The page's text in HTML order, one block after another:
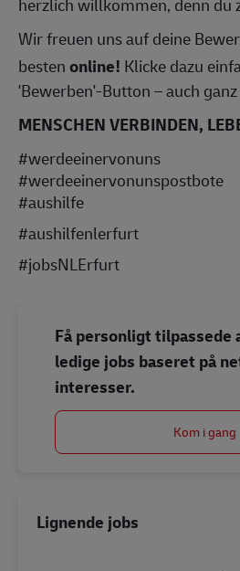
Wir freuen uns auf deine
bestenonline! Klicke dazu
'Bewerben'-Button – auch
MENSCHEN VERBINDEN,
#werdeeinervonuns
#werdeeinervonunspostbote
#aushilfe
#aushilfenlerfurt
#jobsNLErfurt
Få personligt tilpassede
ledige jobs baseret på
interesser.
Kom i gang
Lignende jobs